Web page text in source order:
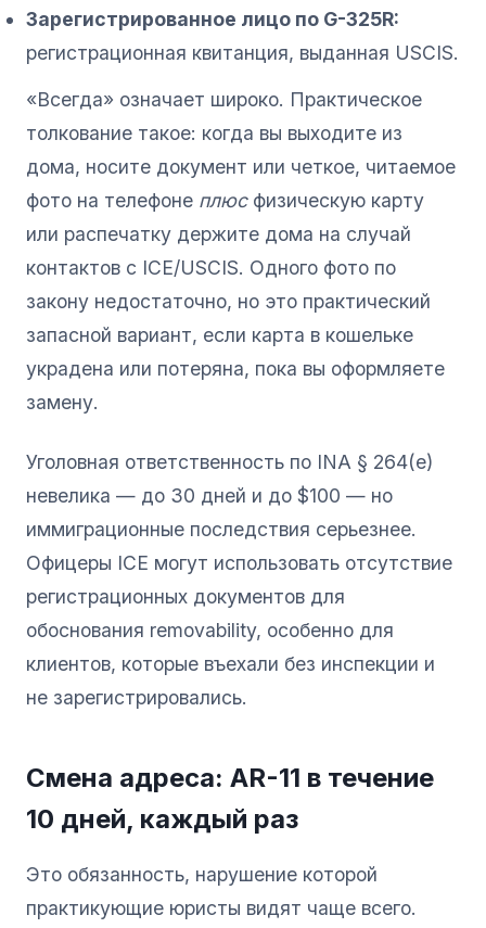
Зарегистрированное лицо по G-325R:
регистрационная квитанция, выданная USCIS.
«Всегда» означает широко. Практическое
толкование такое: когда вы выходите из
дома, носите документ или четкое, читаемое
фото на телефоне плюсфизическую карту
или распечатку держите дома на случай
контактов с ICE/USCIS. Одного фото по
закону недостаточно, но это практический
запасной вариант, если карта в кошельке
украдена или потеряна, пока вы оформляете
замену.
Уголовная ответственность по INA § 264(e)
невелика — до 30 дней и до $100 — но
иммиграционные последствия серьезнее.
Офицеры ICE могут использовать отсутствие
регистрационных документов для
обоснования removability, особенно для
клиентов, которые въехали без инспекции и
не зарегистрировались.
Смена адреса: AR-11 в течение
10 дней, каждый раз
Это обязанность, нарушение которой
практикующие юристы видят чаще всего.